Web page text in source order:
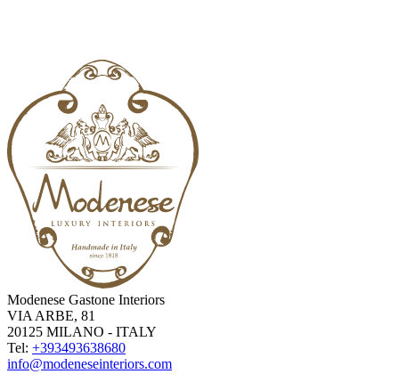
Modenese Gastone Interiors
VIA ARBE, 81
20125 MILANO - ITALY
Tel: +393493638680
info@modeneseinteriors.com